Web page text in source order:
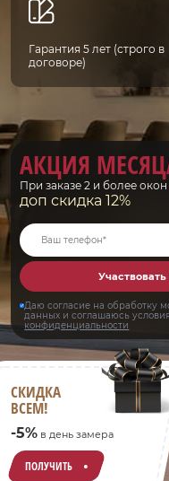
Гарантия 5 лет (строго в
договоре)
АКЦИЯ
При заказе 2 и более окон
доп скидка 12%
Даю согласие на обработку
данных и соглашаюсь
конфиденциальности
СКИДКА
ВСЕМ!
-5% в день замера
ПОЛУЧИТЬ